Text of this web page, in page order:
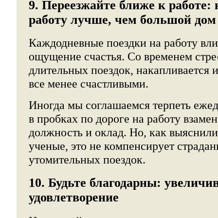
9. Переезжайте ближе к работе:
работу лучше, чем большой дом
Каждодневные поездки на работу
ощущение счастья. Со временем
длительных поездок, накапливается
все менее счастливыми.
Иногда мы соглашаемся терпеть
в пробках по дороге на работу
должность и оклад. Но, как
ученые, это не компенсирует
утомительных поездок.
10. Будьте благодарны:
удовлетворение